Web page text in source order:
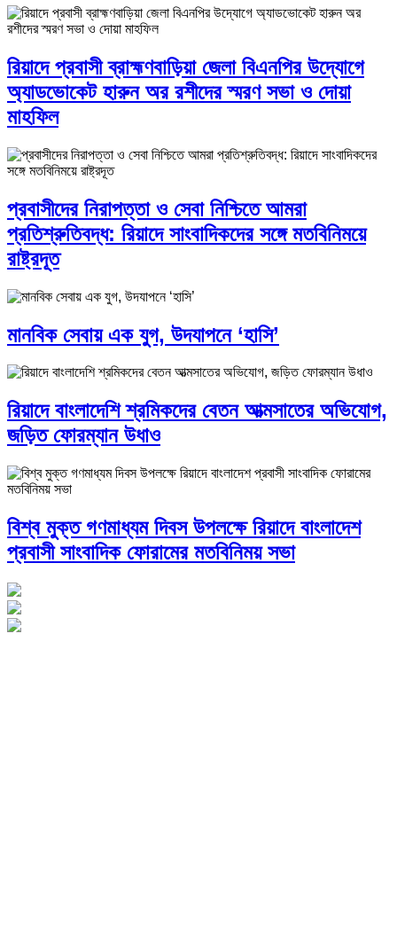
রিয়াদে প্রবাসী ব্রাহ্মণবাড়িয়া জেলা বিএনপির উদ্যোগে
অ্যাডভোকেট হারুন অর রশীদের স্মরণ সভা ও দোয়া
মাহফিল
প্রবাসীদের নিরাপত্তা ও সেবা নিশ্চিতে আমরা
প্রতিশ্রুতিবদ্ধ: রিয়াদে সাংবাদিকদের সঙ্গে মতবিনিময়ে
রাষ্ট্রদূত
মানবিক সেবায় এক যুগ, উদযাপনে ‘হাসি’
রিয়াদে বাংলাদেশি শ্রমিকদের বেতন আত্মসাতের অভিযোগ,
জড়িত ফোরম্যান উধাও
বিশ্ব মুক্ত গণমাধ্যম দিবস উপলক্ষে রিয়াদে বাংলাদেশ
প্রবাসী সাংবাদিক ফোরামের মতবিনিময় সভা